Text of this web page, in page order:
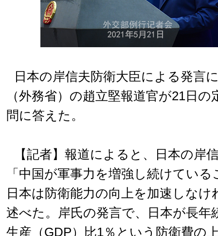
日本の岸信夫防衛大臣による発言
（外務省）の趙立堅報道官が21日
問に答えた。
【記者】報道によると、日本の岸
「中国が軍事力を増強し続けてい
日本は防衛能力の向上を加速しな
述べた。岸氏の発言で、日本が長年
生産（GDP）比1％という防衛費の